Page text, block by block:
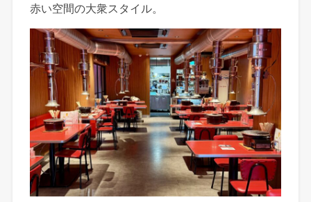
赤い空間の大衆スタイル。